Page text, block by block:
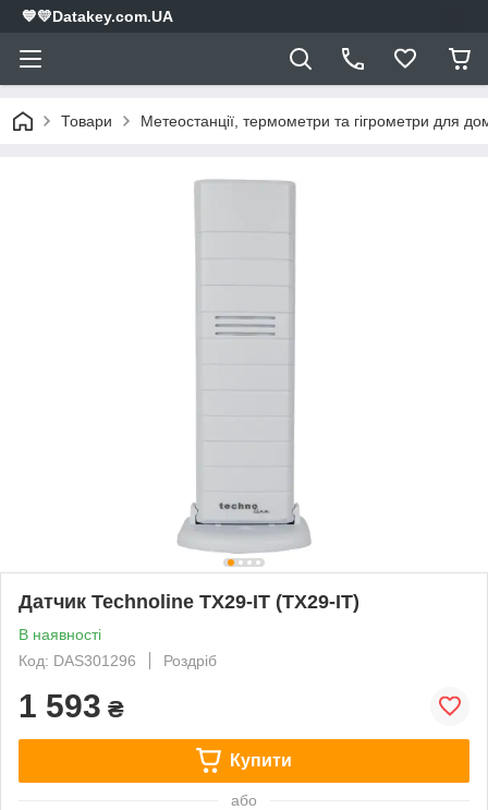
💙💛Datakey.com.UA
Товари Метеостанції, термометри та гігрометри для
Датчик Technoline TX29-IT (TX29-IT)
В наявності
Код: DAS301296
Роздріб
1 593 ₴
Купити
або